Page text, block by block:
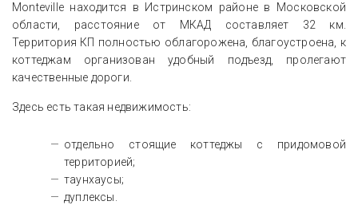
Monteville находится в Истринском районе в Московской
области, расстояние от МКАД составляет 32 км.
Территория КП полностью облагорожена, благоустроена, к
коттеджам организован удобный подъезд, пролегают
качественные дороги.
Здесь есть такая недвижимость:
отдельно стоящие коттеджы с придомовой
территорией;
таунхаусы;
дуплексы.